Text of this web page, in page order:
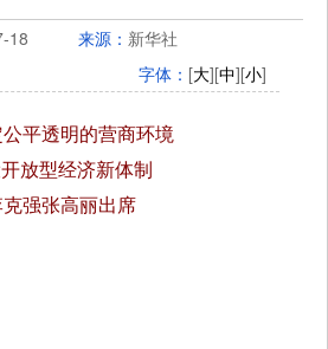
18 来源： 新华社
字体： [大][中][小]
公平透明的营商环境
开放型经济新体制
强张高丽出席